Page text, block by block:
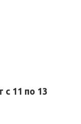
с 11 по 13